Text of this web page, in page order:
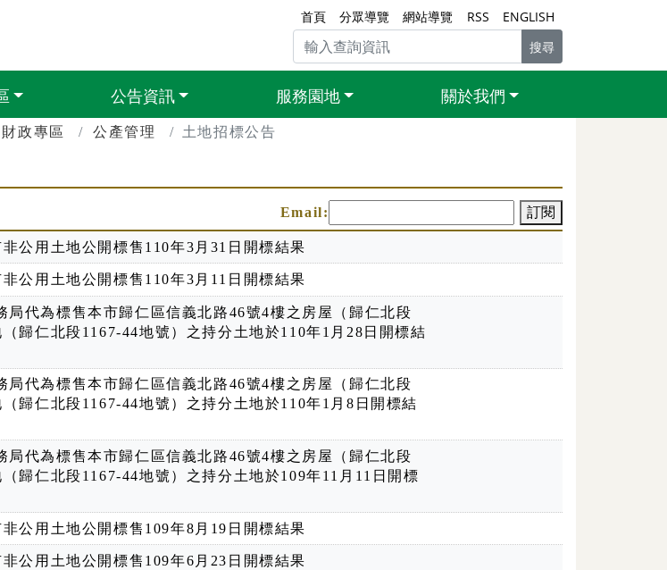
首頁 分眾導覽 網站導覽 RSS
ENGLISH
搜尋
公告資訊 服務園地 關於我們
財政專區 公產管理 土地招標公告
Email: 訂閱
公用土地公開標售110年3月31日開標結果
公用土地公開標售110年3月11日開標結果
局代為標售本市歸仁區信義北路46號4樓之房屋（歸仁北段
歸仁北段1167-44地號）之持分土地於110年1月28日開標結
局代為標售本市歸仁區信義北路46號4樓之房屋（歸仁北段
歸仁北段1167-44地號）之持分土地於110年1月8日開標結
局代為標售本市歸仁區信義北路46號4樓之房屋（歸仁北段
歸仁北段1167-44地號）之持分土地於109年11月11日開標
公用土地公開標售109年8月19日開標結果
公用土地公開標售109年6月23日開標結果